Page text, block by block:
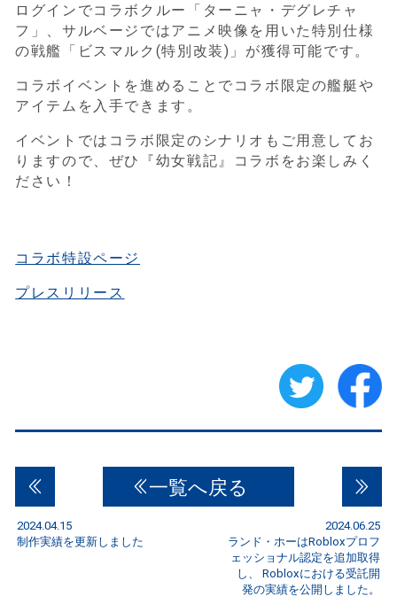
ログインでコラボクルー「ターニャ・デグレチャ
フ」、サルベージではアニメ映像を用いた特別仕様
の戦艦「ビスマルク (特別改装) 」が獲得可能です。
コラボイベントを進めることでコラボ限定の艦艇や
アイテムを入手できます。
イベントではコラボ限定のシナリオもご用意してお
りますので、ぜひ『幼女戦記』コラボをお楽しみく
ださい！
コラボ特設ページ
プレスリリース
2024.04.15
制作実績を更新しました
一覧へ戻る
2024.06.25
ランド・ホーはRobloxプロフ
ェッショナル認定を追加取得
し、 Robloxにおける受託開
発の実績を公開しました。